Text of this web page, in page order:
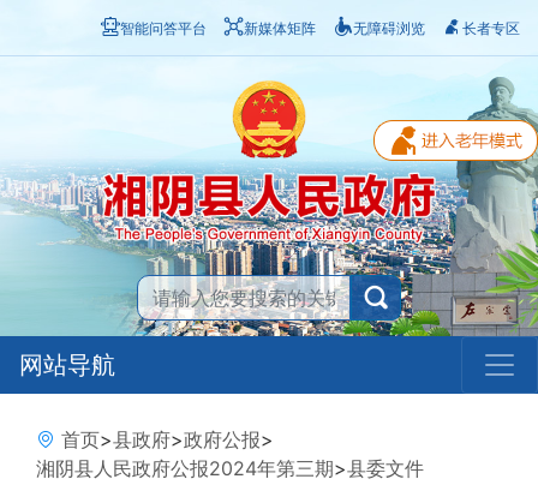
智能问答平台 新媒体矩阵 无障碍浏览 长者专区
网站导航
首页>县政府>政府公报>
湘阴县人民政府公报2024年第三期>县委文件